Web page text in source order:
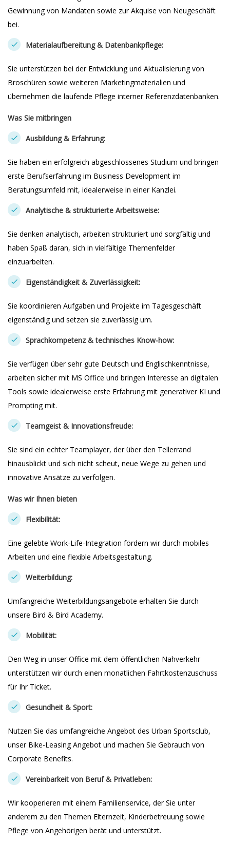
Gewinnung von Mandaten sowie zur Akquise von Neugeschäft
bei.
Materialaufbereitung & Datenbankpflege:
Sie unterstützen bei der Entwicklung und Aktualisierung von
Broschüren sowie weiteren Marketingmaterialien und
übernehmen die laufende Pflege interner Referenzdatenbanken.
Was Sie mitbringen
Ausbildung & Erfahrung:
Sie haben ein erfolgreich abgeschlossenes Studium und bringen
erste Berufserfahrung im Business Development im
Beratungsumfeld mit, idealerweise in einer Kanzlei.
Analytische & strukturierte Arbeitsweise:
Sie denken analytisch, arbeiten strukturiert und sorgfältig und
haben Spaß daran, sich in vielfältige Themenfelder
einzuarbeiten.
Eigenständigkeit & Zuverlässigkeit:
Sie koordinieren Aufgaben und Projekte im Tagesgeschäft
eigenständig und setzen sie zuverlässig um.
Sprachkompetenz & technisches Know-how:
Sie verfügen über sehr gute Deutsch und Englischkenntnisse,
arbeiten sicher mit MS Office und bringen Interesse an digitalen
Tools sowie idealerweise erste Erfahrung mit generativer KI und
Prompting mit.
Teamgeist & Innovationsfreude:
Sie sind ein echter Teamplayer, der über den Tellerrand
hinausblickt und sich nicht scheut, neue Wege zu gehen und
innovative Ansätze zu verfolgen.
Was wir Ihnen bieten
Flexibilität:
Eine gelebte Work-Life-Integration fördern wir durch mobiles
Arbeiten und eine flexible Arbeitsgestaltung.
Weiterbildung:
Umfangreiche Weiterbildungsangebote erhalten Sie durch
unsere Bird & Bird Academy.
Mobilität:
Den Weg in unser Office mit dem öffentlichen Nahverkehr
unterstützen wir durch einen monatlichen Fahrtkostenzuschuss
für Ihr Ticket.
Gesundheit & Sport:
Nutzen Sie das umfangreiche Angebot des Urban Sportsclub,
unser Bike-Leasing Angebot und machen Sie Gebrauch von
Corporate Benefits.
Vereinbarkeit von Beruf & Privatleben:
Wir kooperieren mit einem Familienservice, der Sie unter
anderem zu den Themen Elternzeit, Kinderbetreuung sowie
Pflege von Angehörigen berät und unterstützt.